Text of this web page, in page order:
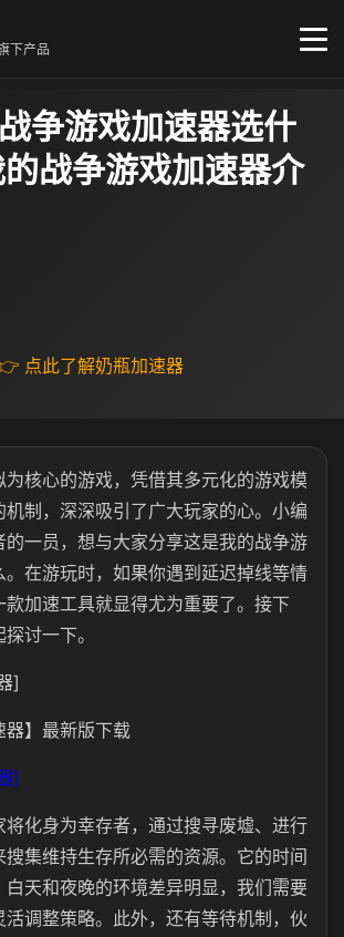
下产品
争游戏加速器选什
战争游戏加速器介
点此了解奶瓶加速器
核心的游戏，凭借其多元化的游戏模
机制，深深吸引了广大玩家的心。小编
的一员，想与大家分享这是我的战争游
。在游玩时，如果你遇到延迟掉线等情
加速工具就显得尤为重要了。接下
讨一下。
]
器】最新版下载
]
将化身为幸存者，通过搜寻废墟、进行
搜集维持生存所必需的资源。它的时间
白天和夜晚的环境差异明显，我们需要
调整策略。此外，还有等待机制，伙